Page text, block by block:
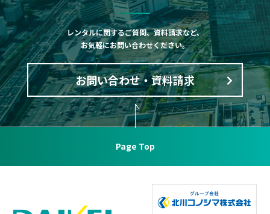
レンタルに関するご質問、資料請求など、
お気軽にお問い合わせください。
お問い合わせ・資料請求
Page Top